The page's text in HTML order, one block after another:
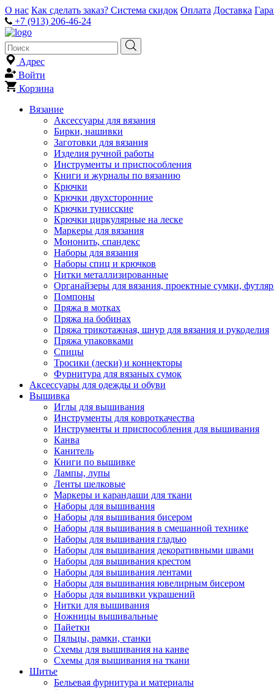
О нас Как сделать заказ? Система скидок Оплата Доставка
+7 (913) 206-46-24
Адрес
Войти
Корзина
Вязание
Аксессуары для вязания
Бирки, нашивки
Заготовки для вязания
Изделия ручной работы
Инструменты и приспособления
Книги и журналы по вязанию
Крючки
Крючки двухсторонние
Крючки тунисские
Крючки циркулярные на леске
Маркеры для вязания
Мононить, спандекс
Наборы для вязания
Наборы спиц и крючков
Нитки металлизированные
Органайзеры для вязания, проектные сумки,
Помпоны
Пряжа в мотках
Пряжа на бобинах
Пряжа трикотажная, шнур для вязания и рукоделия
Пряжа упаковками
Спицы
Тросики (лески) и коннекторы
Фурнитура для вязаных сумок
Аксессуары для одежды и обуви
Вышивка
Иглы для вышивания
Инструменты для ковроткачества
Инструменты и приспособления для вышивания
Канва
Канитель
Книги по вышивке
Лампы, лупы
Ленты шелковые
Маркеры и карандаши для ткани
Наборы для вышивания
Наборы для вышивания бисером
Наборы для вышивания в смешанной технике
Наборы для вышивания гладью
Наборы для вышивания декоративными швами
Наборы для вышивания крестом
Наборы для вышивания лентами
Наборы для вышивания ювелирным бисером
Наборы для вышивки украшений
Нитки для вышивания
Ножницы вышивальные
Пайетки
Пяльцы, рамки, станки
Схемы для вышивания на канве
Схемы для вышивания на ткани
Шитье
Бельевая фурнитура и материалы